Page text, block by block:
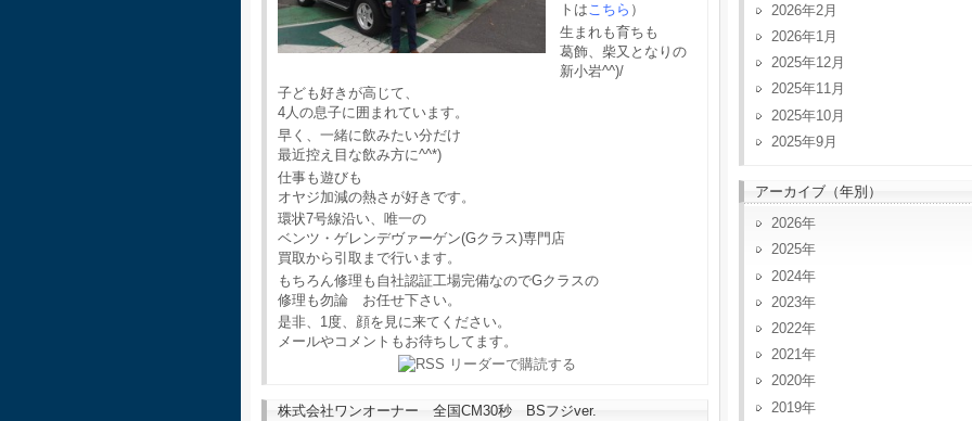
トはこちら ）
生まれも育ちも
葛飾、柴又となりの
新小岩^^)/
子ども好きが高じて、
4人の息子に囲まれています。
早く、一緒に飲みたい分だけ
最近控え目な飲み方に^^*)
仕事も遊びも
オヤジ加減の熱さが好きです。
環状7号線沿い、唯一の
ベンツ・ゲレンデヴァーゲン(Gクラス)専門店
買取から引取まで行います。
もちろん修理も自社認証工場完備なのでGクラスの
修理も勿論 お任せ下さい。
是非、1度、顔を見に来てください。
メールやコメントもお待ちしてます。
株式会社ワンオーナー 全国CM30秒 BSフジver.
2026年2月
2026年1月
2025年12月
2025年11月
2025年10月
2025年9月
アーカイブ（年別）
2026
2025
2024
2023
2022
2021
2020
2019